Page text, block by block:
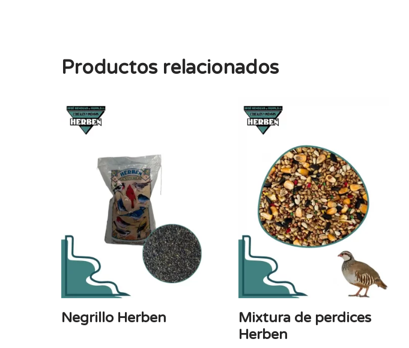
Productos relacionados
Negrillo Herben
Mixtura de perdices
Herben